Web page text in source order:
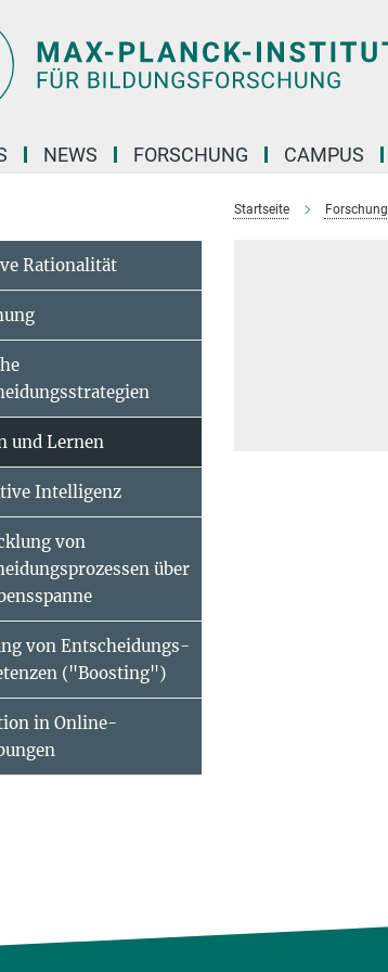
NEWS FORSCHUNG CAMPUS
Startseite Forschung
Rationalität
und Lernen
Intelligenz
von
über
von Entscheidungs-
("Boosting")
in Online-